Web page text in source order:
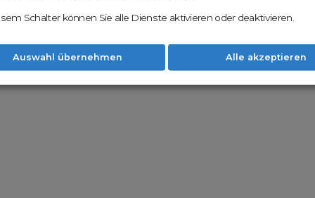
du die
Mit
Option zu
Schalter können Sie alle Dienste aktivieren oder deaktivieren.
Auswahl übernehmen Alle akzeptieren